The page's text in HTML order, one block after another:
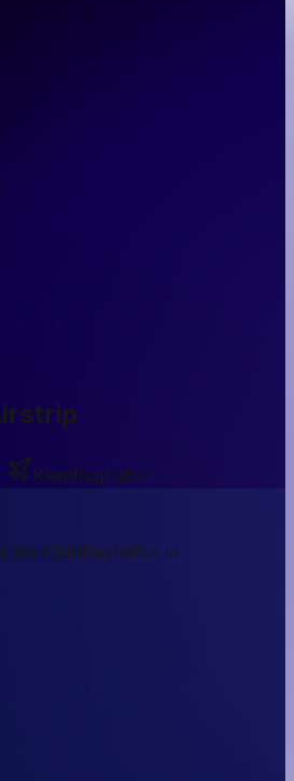
Kleinflughafen
ein Kleinflughafen in